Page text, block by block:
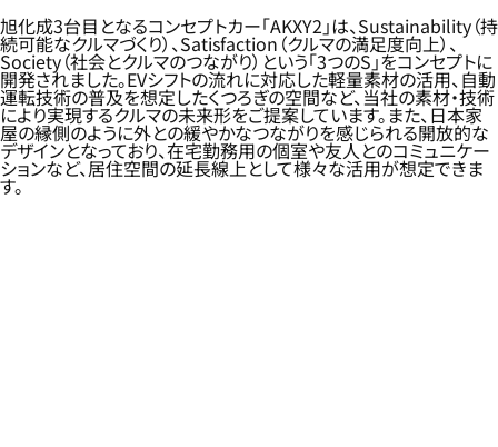
旭化成3台目となるコンセプトカー「AKXY2」は、Sustainability（持
続可能なクルマづくり）、Satisfaction（クルマの満足度向上）、
Society（社会とクルマのつながり）という「3つのS」をコンセプトに
開発されました。EVシフトの流れに対応した軽量素材の活用、自動
運転技術の普及を想定したくつろぎの空間など、当社の素材・技術
により実現するクルマの未来形をご提案しています。また、日本家
屋の縁側のように外との緩やかなつながりを感じられる開放的な
デザインとなっており、在宅勤務用の個室や友人とのコミュニケー
ションなど、居住空間の延長線上として様々な活用が想定できま
す。